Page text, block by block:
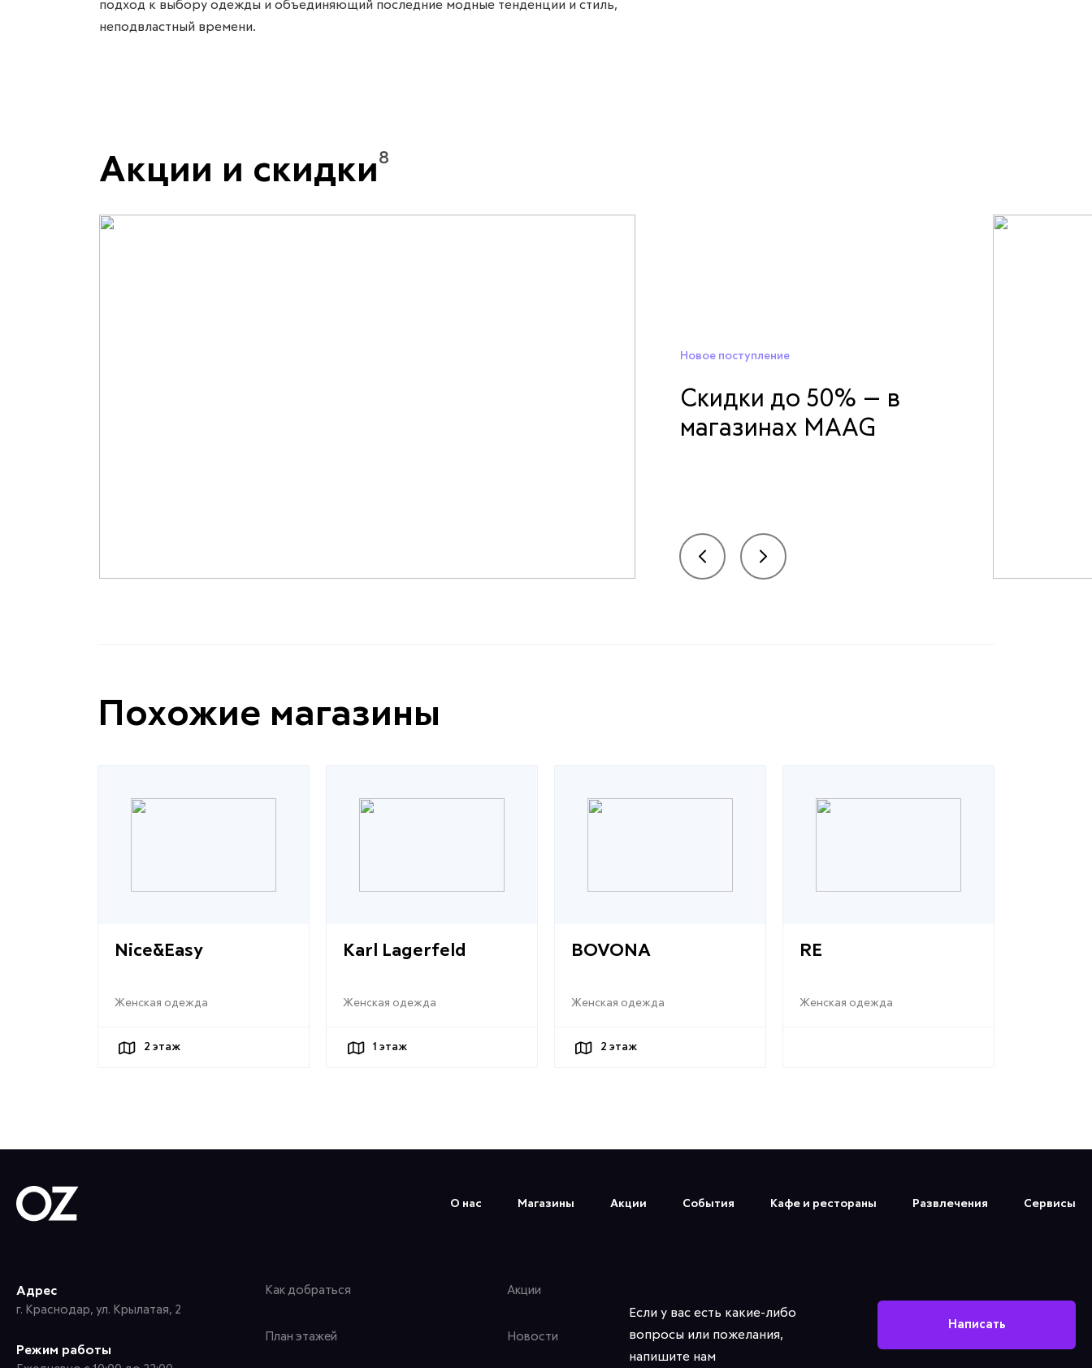
подход к выбору одежды и объединяющий последние модные тенденции и стиль,
неподвластный времени.
8
Акции и скидки
Новое поступление
Скидки до 50% — в
магазинах MAAG
Похожие магазины
Nice&Easy
Женская одежда
2 этаж
Karl Lagerfeld
Женская одежда
1 этаж
BOVONA
Женская одежда
2 этаж
RE
Женская одежда
О нас Магазины Акции События Кафе и рестораны Развлечения Сервисы
Адрес
г. Краснодар, ул. Крылатая, 2
Режим работы
Как добраться
План этажей
Акции
Новости
Если у вас есть какие-либо
вопросы или пожелания,
напишите нам
Написать